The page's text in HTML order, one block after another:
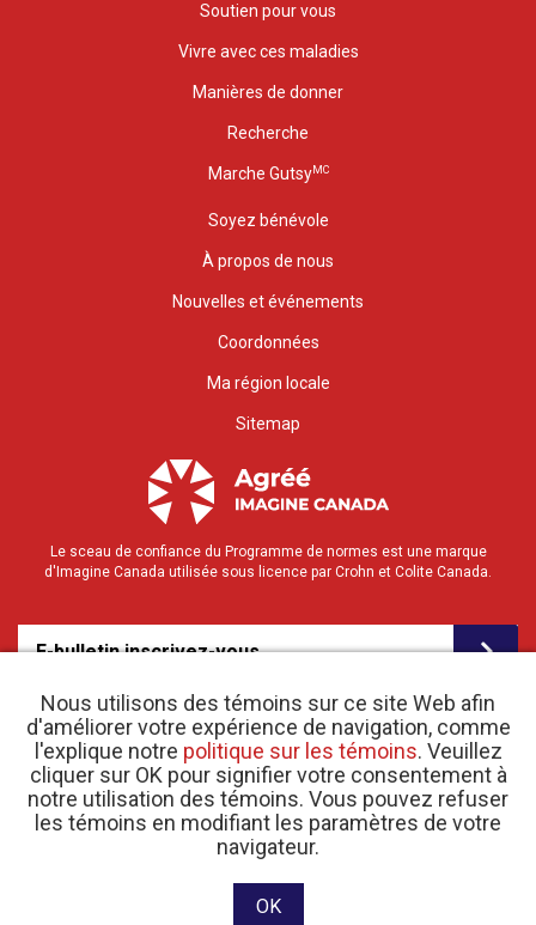
Nous utilisons des témoins sur ce site Web afin
d'améliorer votre expérience de navigation, comme
l'explique notre politique sur les témoins. Veuillez
cliquer sur OK pour signifier votre consentement à
notre utilisation des témoins. Vous pouvez refuser
les témoins en modifiant les paramètres de votre
navigateur.
OK
Soutien pour vous
Vivre avec ces maladies
Manières de donner
Recherche
Marche GutsyMC
Soyez bénévole
À propos de nous
Nouvelles et événements
Coordonnées
Ma région locale
Sitemap
Le sceau de confiance du Programme de normes est une marque
d'Imagine Canada utilisée sous licence par Crohn et Colite Canada.
E-bulletin inscrivez-vous
© 2026 Crohn et Colite Canada |Politique de confidentialité
d’organisme de bienfaisance 11883 1486 RR 0001
Site web conçu et développé par raisin Software.